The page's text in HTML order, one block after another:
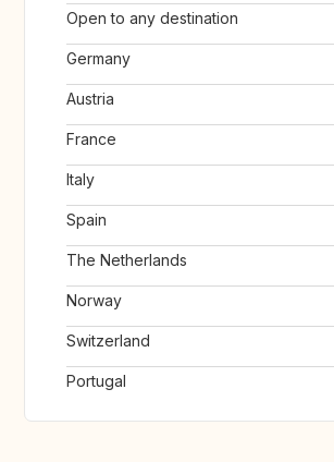
Open to any destination
Germany
Austria
France
Italy
Spain
The Netherlands
Norway
Switzerland
Portugal